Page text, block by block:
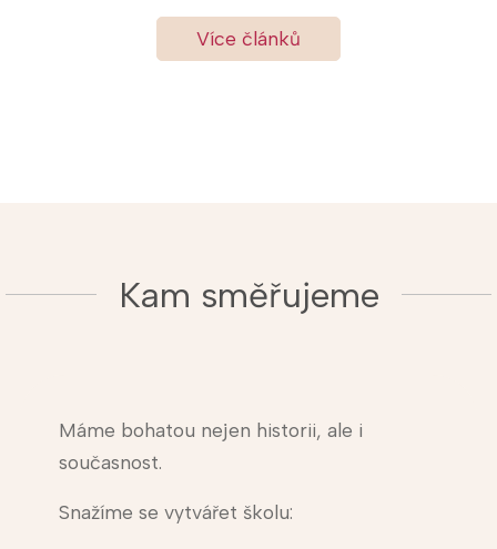
Více článků
Kam směřujeme
Máme bohatou nejen historii, ale i
současnost.
Snažíme se vytvářet školu: